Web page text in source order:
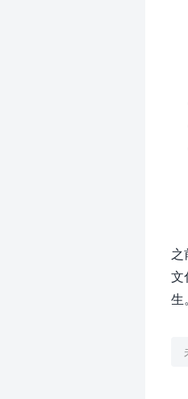
之
文
生